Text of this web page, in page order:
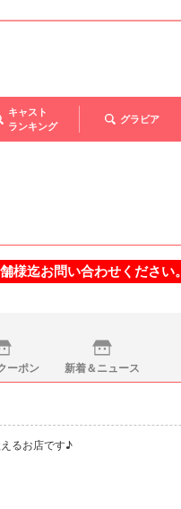
キャスト
ランキング
グラビア
様迄お問い合わせください。
ーポン 新着＆ニュース
るお店です♪